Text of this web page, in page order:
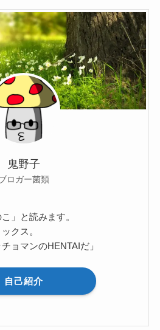
鬼野子
ロガー菌類
」と読みます。
クス。
ョマンのHENTAIだ」
自己紹介